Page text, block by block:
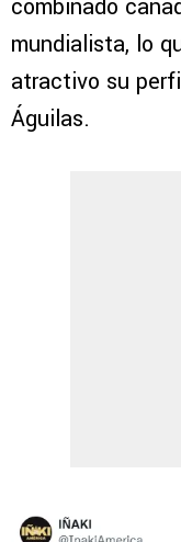
combinado
mundialista, lo
atractivo su
Águilas.